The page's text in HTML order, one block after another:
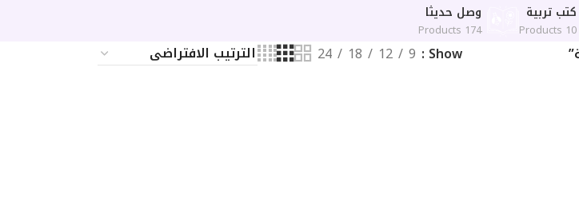
كتب تربية
10 Products
وصل حديثا
174 Products
Show
9
12
18
24